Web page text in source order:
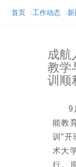
首页 工作动态 新
成航
教学
训顺
9
能教
训”
术大
行。